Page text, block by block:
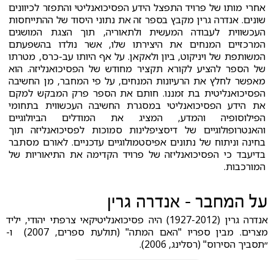
אחרי מותו של פרויד התפצל הידע הפסיכואנליטי והתפזר לכיוונים
שונים. אנדרה גרין מקבץ בספר זה את נתוני היסוד של ההתייחסות
העכשווית לעבודה המעשית ולתאוריה, תוך הצגת המושגים
המרכזיים המנחים את היצירתו שלו, אשר נולדו בהשפעתם
המשותפת של ויניקוט, ביון ולאקאן. על אף היותו עב-כרס, מטרתו
של הספר להציע לקורא תקציר מחודש של הפסיכואנליזה. הוא
מאפשר לחלץ את הרעיונות המנחים, על פי המחבר, מן החשיבה
הפסיכואנליטית בת זמננו. חותם את הספר פרק המבקש למקם
את הידע הפסיכואנליטי במסגרת החשיבה העכשווית בתחומי
הפילוסופיה והמדע, המציג את המודלים הביולוגיים
והאנטרופולוגיים של דיסציפלינות סמוכות לפסיכואנליזה תוך
בחינה וניתוח של נתונים אפיסטמולוגיים עדכניים. לאורם מסתבר
בדיעבד כי הפסיכואנליזה של פרויד הקדימה את התיאוריות של
המורכבות.
על המחבר - אנדרה גרין
אנדרה גרין (1927-2012) היה פסיכואנליטיקאי צרפתי יהודי, יליד
מצרים. מבין ספריו "האם המתה" (תולעת ספרים, 2007) ו-
״תסביך הסירוס" (רסלינג, 2006).